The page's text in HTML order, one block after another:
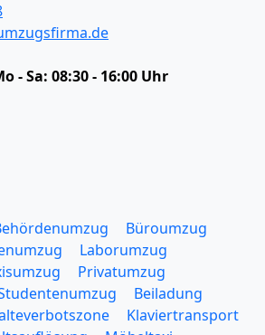
- Sa: 08:30 - 16:00 Uhr
Büroumzug
Laborumzug
Privatumzug
Beiladung
Klaviertransport